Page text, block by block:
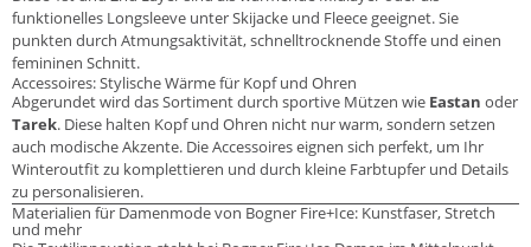
funktionelles Longsleeve unter Skijacke und Fleece geeignet. Sie
punkten durch Atmungsaktivität, schnelltrocknende Stoffe und einen
femininen Schnitt.
Accessoires: Stylische Wärme für Kopf und Ohren
Abgerundet wird das Sortiment durch sportive Mützen wie Eastan oder
Tarek. Diese halten Kopf und Ohren nicht nur warm, sondern setzen
auch modische Akzente. Die Accessoires eignen sich perfekt, um Ihr
Winteroutfit zu komplettieren und durch kleine Farbtupfer und Details
zu personalisieren.
Materialien für Damenmode von Bogner Fire+Ice: Kunstfaser, Stretch
und mehr